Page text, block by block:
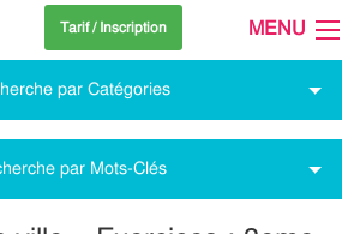
Tarif / Inscription MENU
par Catégories
par Mots-Clés